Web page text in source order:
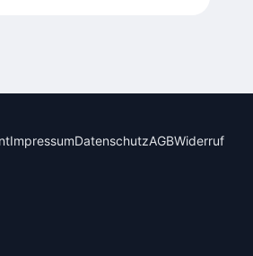
ImpressumDatenschutzAGBWiderruf